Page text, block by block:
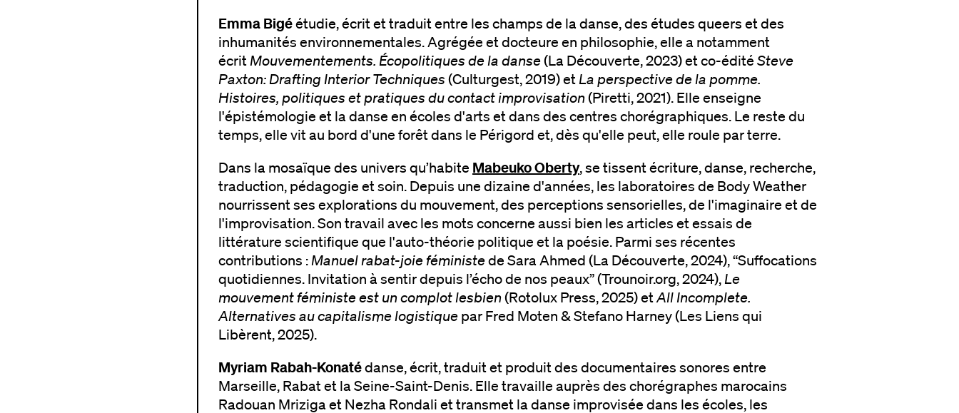
Emma Bigéétudie, écrit et traduit entre les champs de la danse, des études queers et des
inhumanités environnementales. Agrégée et docteure en philosophie, elle a notamment
écrit Mouvementements. Écopolitiques de la danse(La Découverte, 2023) et co-édité Steve
Paxton: Drafting Interior Techniques (Culturgest, 2019) et La perspective de la pomme.
Histoires, politiques et pratiques du contact improvisation(Piretti, 2021). Elle enseigne
l'épistémologie et la danse en écoles d'arts et dans des centres chorégraphiques. Le reste du
temps, elle vit au bord d'une forêt dans le Périgord et, dès qu'elle peut, elle roule par terre.
Dans la mosaïque des univers qu’habite Mabeuko Oberty, se tissent écriture, danse, recherche,
traduction, pédagogie et soin. Depuis une dizaine d'années, les laboratoires de Body Weather
nourrissent ses explorations du mouvement, des perceptions sensorielles, de l'imaginaire et de
l'improvisation. Son travail avec les mots concerne aussi bien les articles et essais de
littérature scientifique que l'auto-théorie politique et la poésie. Parmi ses récentes
contributions : Manuel rabat-joie féministede Sara Ahmed (La Découverte, 2024), “Suffocations
quotidiennes. Invitation à sentir depuis l’écho de nos peaux” (Trounoir.org, 2024), Le
mouvement féministe est un complot lesbien(Rotolux Press, 2025) etAll Incomplete.
Alternatives au capitalisme logistique par Fred Moten & Stefano Harney (Les Liens qui
Libèrent, 2025).
Myriam Rabah-Konatédanse, écrit, traduit et produit des documentaires sonores entre
Marseille, Rabat et la Seine-Saint-Denis. Elle travaille auprès des chorégraphes marocains
Radouan Mriziga et Nezha Rondali et transmet la danse improvisée dans les écoles, les